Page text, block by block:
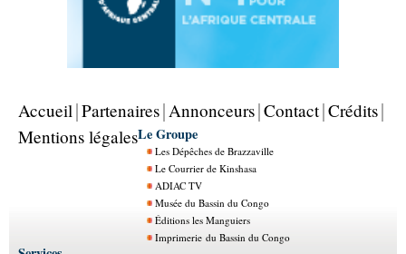
Accueil Partenaires Annonceurs Contact Crédits
Mentions légalesLe Groupe
Les Dépêches de Brazzaville
Le Courrier de Kinshasa
ADIAC TV
Musée du Bassin du Congo
Éditions les Manguiers
Imprimerie du Bassin du Congo